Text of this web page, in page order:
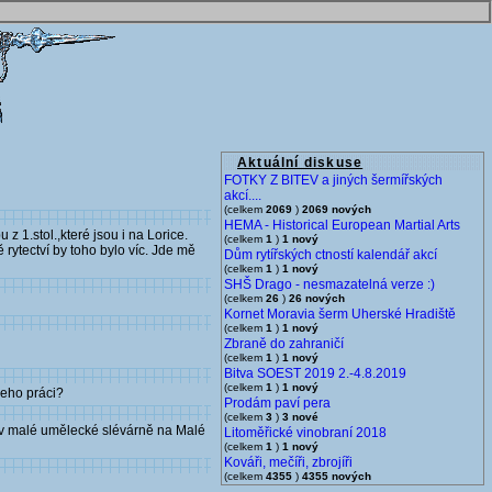
Aktuální diskuse
FOTKY Z BITEV a jiných šermířských
akcí....
(celkem 2069 ) 2069 nových
HEMA - Historical European Martial Arts
(celkem 1 ) 1 nový
Dům rytířských ctností kalendář akcí
(celkem 1 ) 1 nový
SHŠ Drago - nesmazatelná verze :)
(celkem 26 ) 26 nových
Kornet Moravia šerm Uherské Hradiště
(celkem 1 ) 1 nový
Zbraně do zahraničí
(celkem 1 ) 1 nový
Bitva SOEST 2019 2.-4.8.2019
(celkem 1 ) 1 nový
Prodám paví pera
(celkem 3 ) 3 nové
Litoměřické vinobraní 2018
(celkem 1 ) 1 nový
Kováři, mečíři, zbrojíři
(celkem 4355 ) 4355 nových
z 1.stol.,které jsou i na Lorice.
by toho bylo víc. Jde mě
práci?
malé umělecké slévárně na Malé